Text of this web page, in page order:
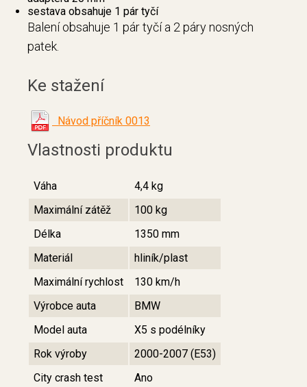
sestava obsahuje 1 pár tyčí
Balení obsahuje 1 pár tyčí a 2 páry nosných
patek.
Ke stažení
Návod příčník 0013
Vlastnosti produktu
Váha
4,4 kg
Maximální zátěž
100 kg
Délka
1350 mm
Materiál
hliník/plast
Maximální rychlost
130 km/h
Výrobce auta
BMW
Model auta
X5 s podélníky
Rok výroby
2000-2007 (E53)
City crash test
Ano